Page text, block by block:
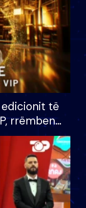
edicionit të
rrëmben
mijë eurosh